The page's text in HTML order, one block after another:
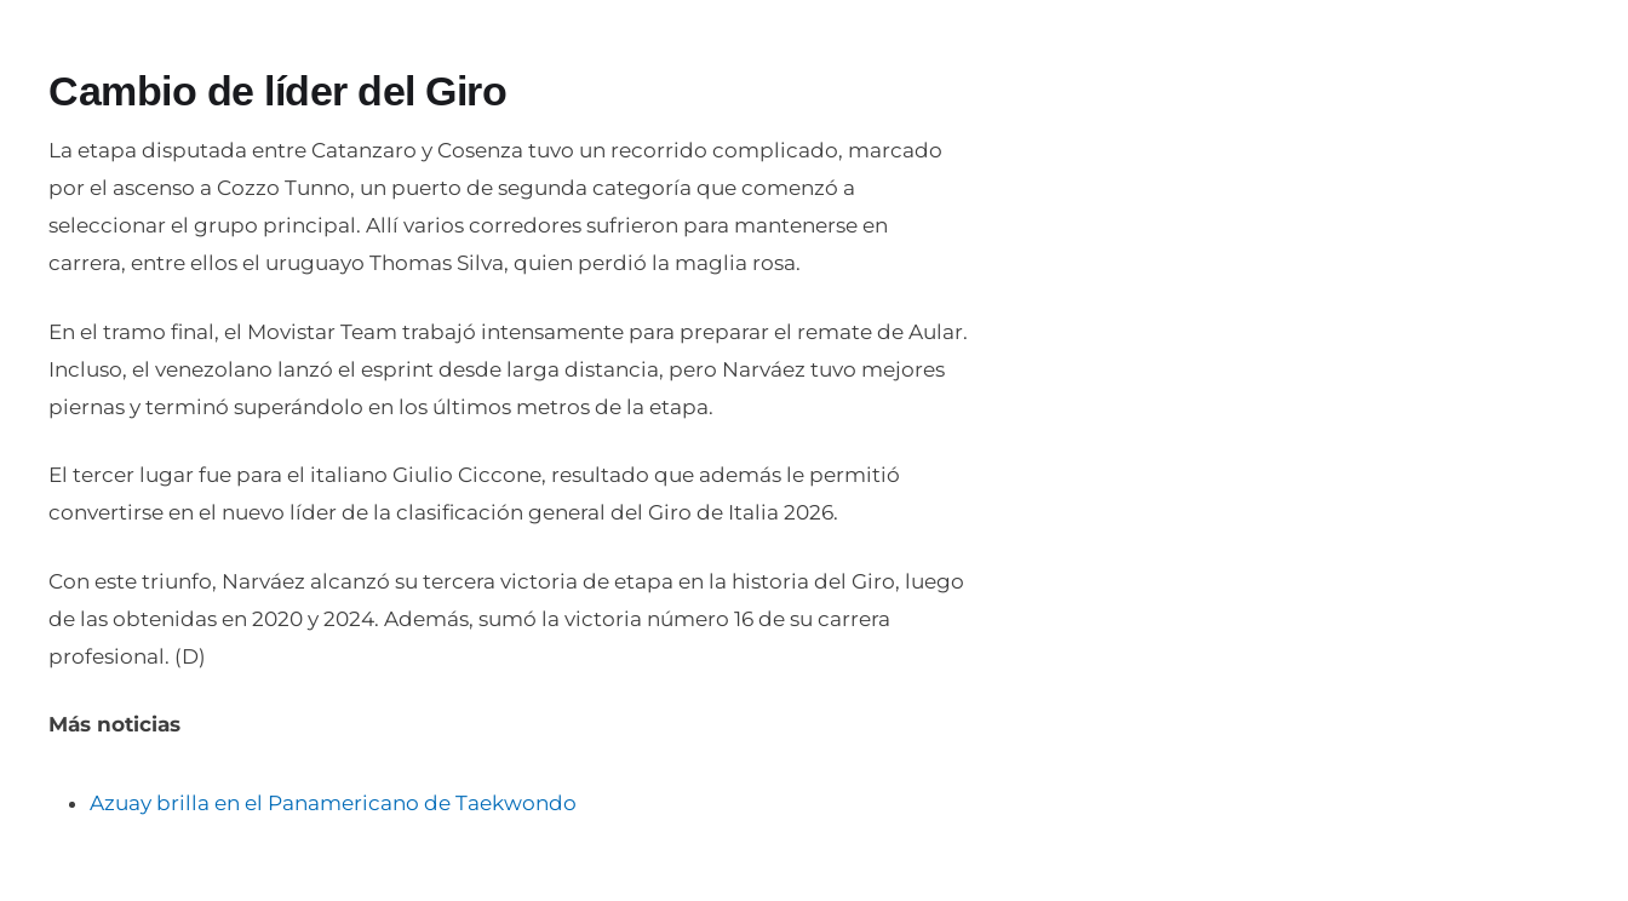
Cambio de líder del Giro
La etapa disputada entre Catanzaro y Cosenza tuvo un recorrido complicado, marcado
por el ascenso a Cozzo Tunno, un puerto de segunda categoría que comenzó a
seleccionar el grupo principal. Allí varios corredores sufrieron para mantenerse en
carrera, entre ellos el uruguayo Thomas Silva, quien perdió la maglia rosa.
En el tramo final, el Movistar Team trabajó intensamente para preparar el remate de Aular.
Incluso, el venezolano lanzó el esprint desde larga distancia, pero Narváez tuvo mejores
piernas y terminó superándolo en los últimos metros de la etapa.
El tercer lugar fue para el italiano Giulio Ciccone, resultado que además le permitió
convertirse en el nuevo líder de la clasificación general del Giro de Italia 2026.
Con este triunfo, Narváez alcanzó su tercera victoria de etapa en la historia del Giro, luego
de las obtenidas en 2020 y 2024. Además, sumó la victoria número 16 de su carrera
profesional. (D)
Más noticias
Azuay brilla en el Panamericano de Taekwondo